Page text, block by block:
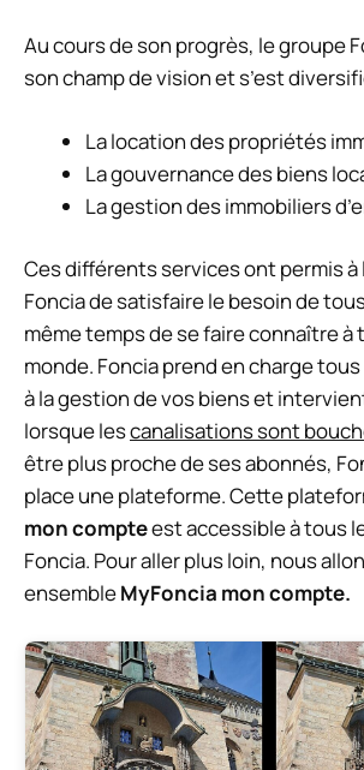
Au cours de son progrès, le groupe
son champ de vision et s’est
La location des propriétés
La gouvernance des biens
La gestion des immobiliers
Ces différents services ont permis à
Foncia de satisfaire le besoin de
même temps de se faire connaître à
monde. Foncia prend en charge
à la gestion de vos biens et
lorsque lescanalisations sont
être plus proche de ses abonnés,
place une plateforme. Cette
mon compteest accessible à tous
Foncia. Pour aller plus loin, nous
ensembleMyFoncia mon compte.